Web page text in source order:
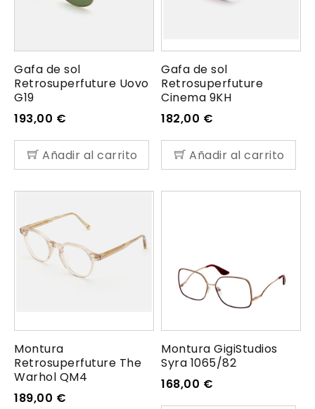
Gafa de sol
Retrosuperfuture Uovo
G19
193,00 €
Añadir al carrito
Gafa de sol
Retrosuperfuture
Cinema 9KH
182,00 €
Añadir al carrito
Montura
Retrosuperfuture The
Warhol QM4
189,00 €
Montura GigiStudios
Syra 1065/82
168,00 €